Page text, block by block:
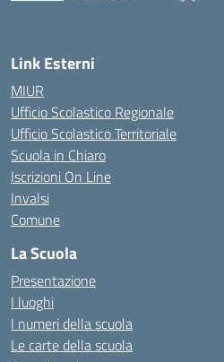
Link Esterni
MIUR
Ufficio Scolastico Regionale
Ufficio Scolastico Territoriale
Scuola in Chiaro
Iscrizioni On Line
Invalsi
Comune
La Scuola
Presentazione
I luoghi
I numeri della scuola
Le carte della scuola